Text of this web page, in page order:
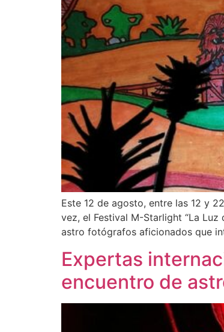
Este 12 de agosto, entre las 12 y
vez, el Festival M-Starlight “La
astro fotógrafos aficionados que
Expertas
encuentro de